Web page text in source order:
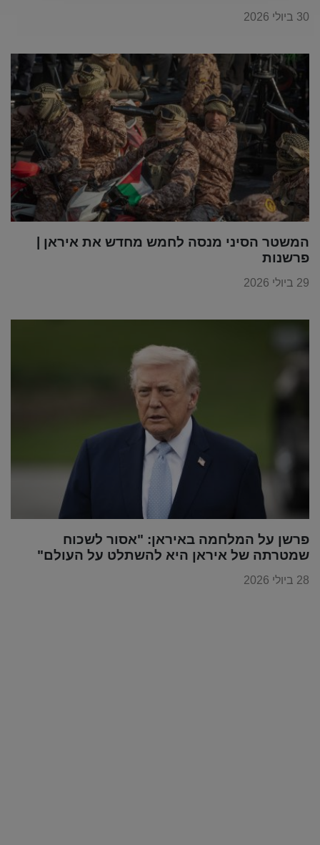
30 ביולי 2026
המשטר הסיני מנסה לחמש מחדש את איראן |
פרשנות
29 ביולי 2026
פרשן על המלחמה באיראן: "אסור לשכוח
שמטרתה של איראן היא להשתלט על העולם"
28 ביולי 2026